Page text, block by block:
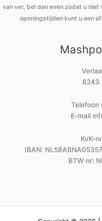
van ver, bel dan even zodat u
openingstijden kunt u een
8243
Telefoon
E-mail
KvK-
IBAN:
BTW nr: